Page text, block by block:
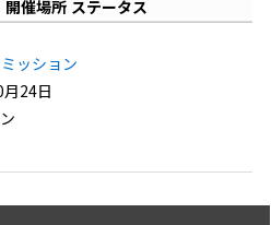
開催場所 ステータス
ッション
24日